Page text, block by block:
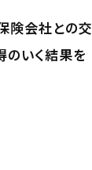
険会社との交
のいく結果を